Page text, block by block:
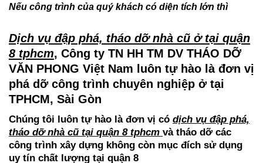
Nếu công trình của quý khách có diện tích lớn thì
Dịch vụ đập phá, tháo dỡ nhà cũ ở tại quận
8 tphcm , Công ty TN HH TM DV THÁO DỠ
VĂN PHONG Việt Nam luôn tự hào là đơn vị
phá dỡ công trình chuyên nghiệp ở tại
TPHCM, Sài Gòn
Chúng tôi luôn tự hào là đơn vị có dịch vụ đập phá,
tháo dỡ nhà cũ tại quận 8 tphcm và tháo dỡ các
công trình xây dựng không còn mục đích sử dụng
uy tín chất lượng tại quận 8